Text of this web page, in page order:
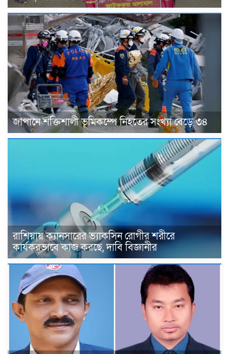
জাপানে শক্তিশালী ভূমিকম্পে নিহতের সংখ্যা বেড়ে ৩৪
রাশিয়ায় ক্যানসারের ভ্যাকসিন রোগীর শরীরে
কার্যকরভাবে কাজ করছে, দাবি বিজ্ঞানীর